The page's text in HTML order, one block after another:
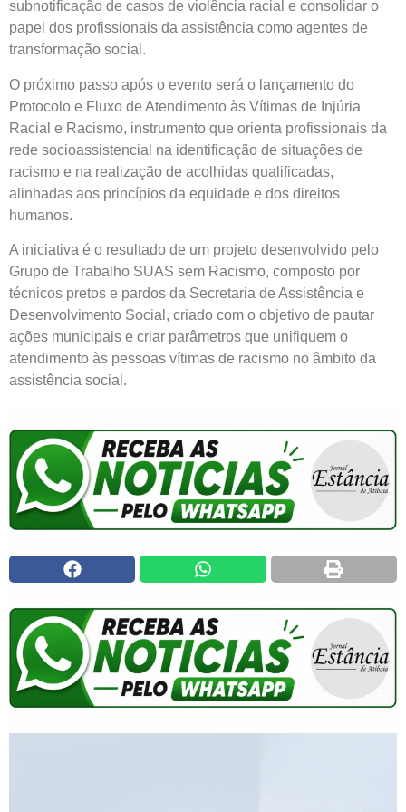
subnotificação de casos de violência racial e consolidar o
papel dos profissionais da assistência como agentes de
transformação social.
O próximo passo após o evento será o lançamento do
Protocolo e Fluxo de Atendimento às Vítimas de Injúria
Racial e Racismo, instrumento que orienta profissionais da
rede socioassistencial na identificação de situações de
racismo e na realização de acolhidas qualificadas,
alinhadas aos princípios da equidade e dos direitos
humanos.
A iniciativa é o resultado de um projeto desenvolvido pelo
Grupo de Trabalho SUAS sem Racismo, composto por
técnicos pretos e pardos da Secretaria de Assistência e
Desenvolvimento Social, criado com o objetivo de pautar
ações municipais e criar parâmetros que unifiquem o
atendimento às pessoas vítimas de racismo no âmbito da
assistência social.